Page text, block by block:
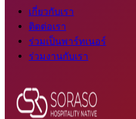
เกี่ยวกับเรา
ติดต่อเรา
ร่วมเป็นพาร์ทเนอร์
ร่วมงานกับเรา